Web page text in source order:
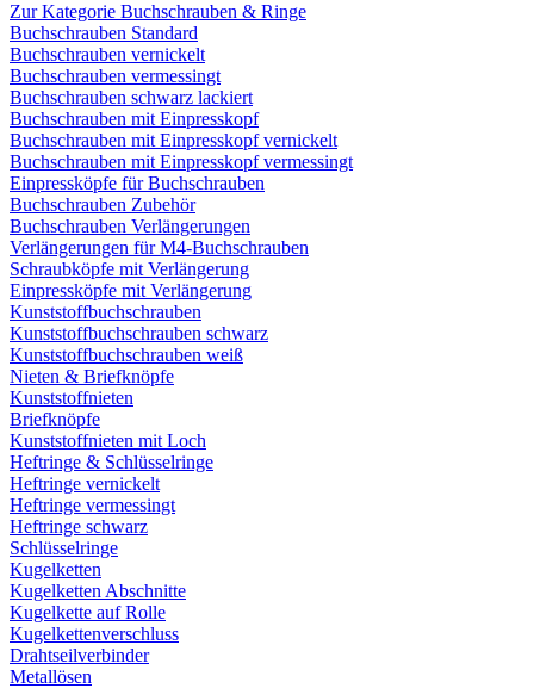
Zur Kategorie Buchschrauben & Ringe
Buchschrauben Standard
Buchschrauben vernickelt
Buchschrauben vermessingt
Buchschrauben schwarz lackiert
Buchschrauben mit Einpresskopf
Buchschrauben mit Einpresskopf vernickelt
Buchschrauben mit Einpresskopf vermessingt
Einpressköpfe für Buchschrauben
Buchschrauben Zubehör
Buchschrauben Verlängerungen
Verlängerungen für M4-Buchschrauben
Schraubköpfe mit Verlängerung
Einpressköpfe mit Verlängerung
Kunststoffbuchschrauben
Kunststoffbuchschrauben schwarz
Kunststoffbuchschrauben weiß
Nieten & Briefknöpfe
Kunststoffnieten
Briefknöpfe
Kunststoffnieten mit Loch
Heftringe & Schlüsselringe
Heftringe vernickelt
Heftringe vermessingt
Heftringe schwarz
Schlüsselringe
Kugelketten
Kugelketten Abschnitte
Kugelkette auf Rolle
Kugelkettenverschluss
Drahtseilverbinder
Metallösen